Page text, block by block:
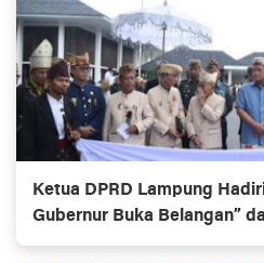
Ketua DPRD Lampung
Gubernur Buka Belangan”
Gubernur Baru